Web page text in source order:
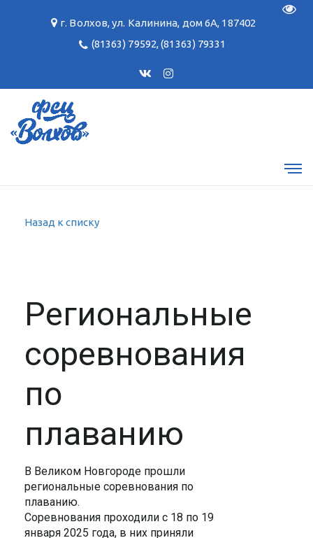
г. Волхов,ул. Калинина, дом 6А, 187402
(81363) 79592,(81363) 79331
Назад к списку
Региональные
соревнования
по
плаванию
В Великом Новгороде прошли
региональные соревнования по
плаванию.
Соревнования проходили с 18 по 19
января 2025 года, в них приняли